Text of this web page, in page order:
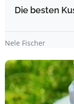
Die besten
Nele Fischer